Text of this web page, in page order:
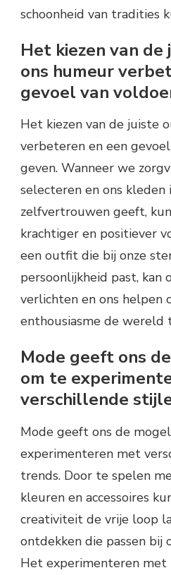
schoonheid van tradities
Het kiezen van
ons humeur
gevoel van
Het kiezen van de juiste
verbeteren en een
geven. Wanneer we
selecteren en ons kleden
zelfvertrouwen geeft,
krachtiger en positiever
een outfit die bij onze
persoonlijkheid past, kan
verlichten en ons helpen
enthousiasme de
Mode geeft ons
om te
verschillende
Mode geeft ons de
experimenteren met
trends. Door te spelen
kleuren en accessoires
creativiteit de vrije loop
ontdekken die passen bij
Het experimenteren